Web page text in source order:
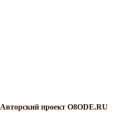
Авторский проект O8ODE.RU